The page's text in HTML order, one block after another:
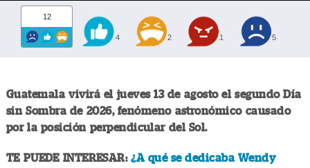
12
4 2 1 5
Guatemala vivirá el jueves 13 de agosto el segundo Día
sin Sombra de 2026, fenómeno astronómico causado
por la posición perpendicular del Sol.
TE PUEDE INTERESAR:¿A qué se dedicaba Wendy